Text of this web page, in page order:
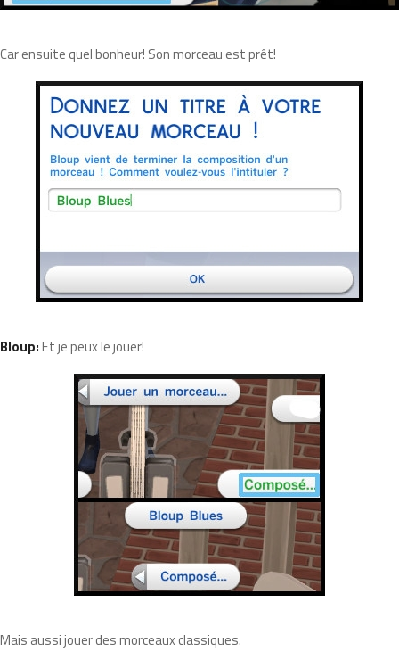
Car ensuite quel bonheur! Son morceau est prêt!
Bloup:Et je peux le jouer!
Mais aussi jouer des morceaux classiques.